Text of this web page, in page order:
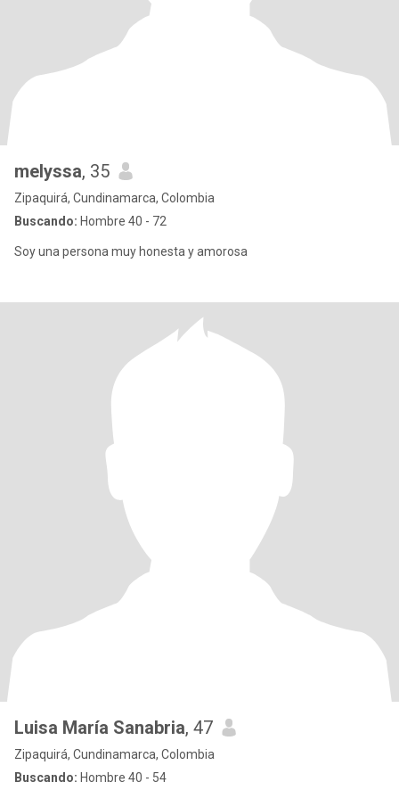
melyssa, 35
Zipaquirá, Cundinamarca, Colombia
Buscando: Hombre 40 - 72
Soy una persona muy honesta y amorosa
Luisa María Sanabria, 47
Zipaquirá, Cundinamarca, Colombia
Buscando: Hombre 40 - 54